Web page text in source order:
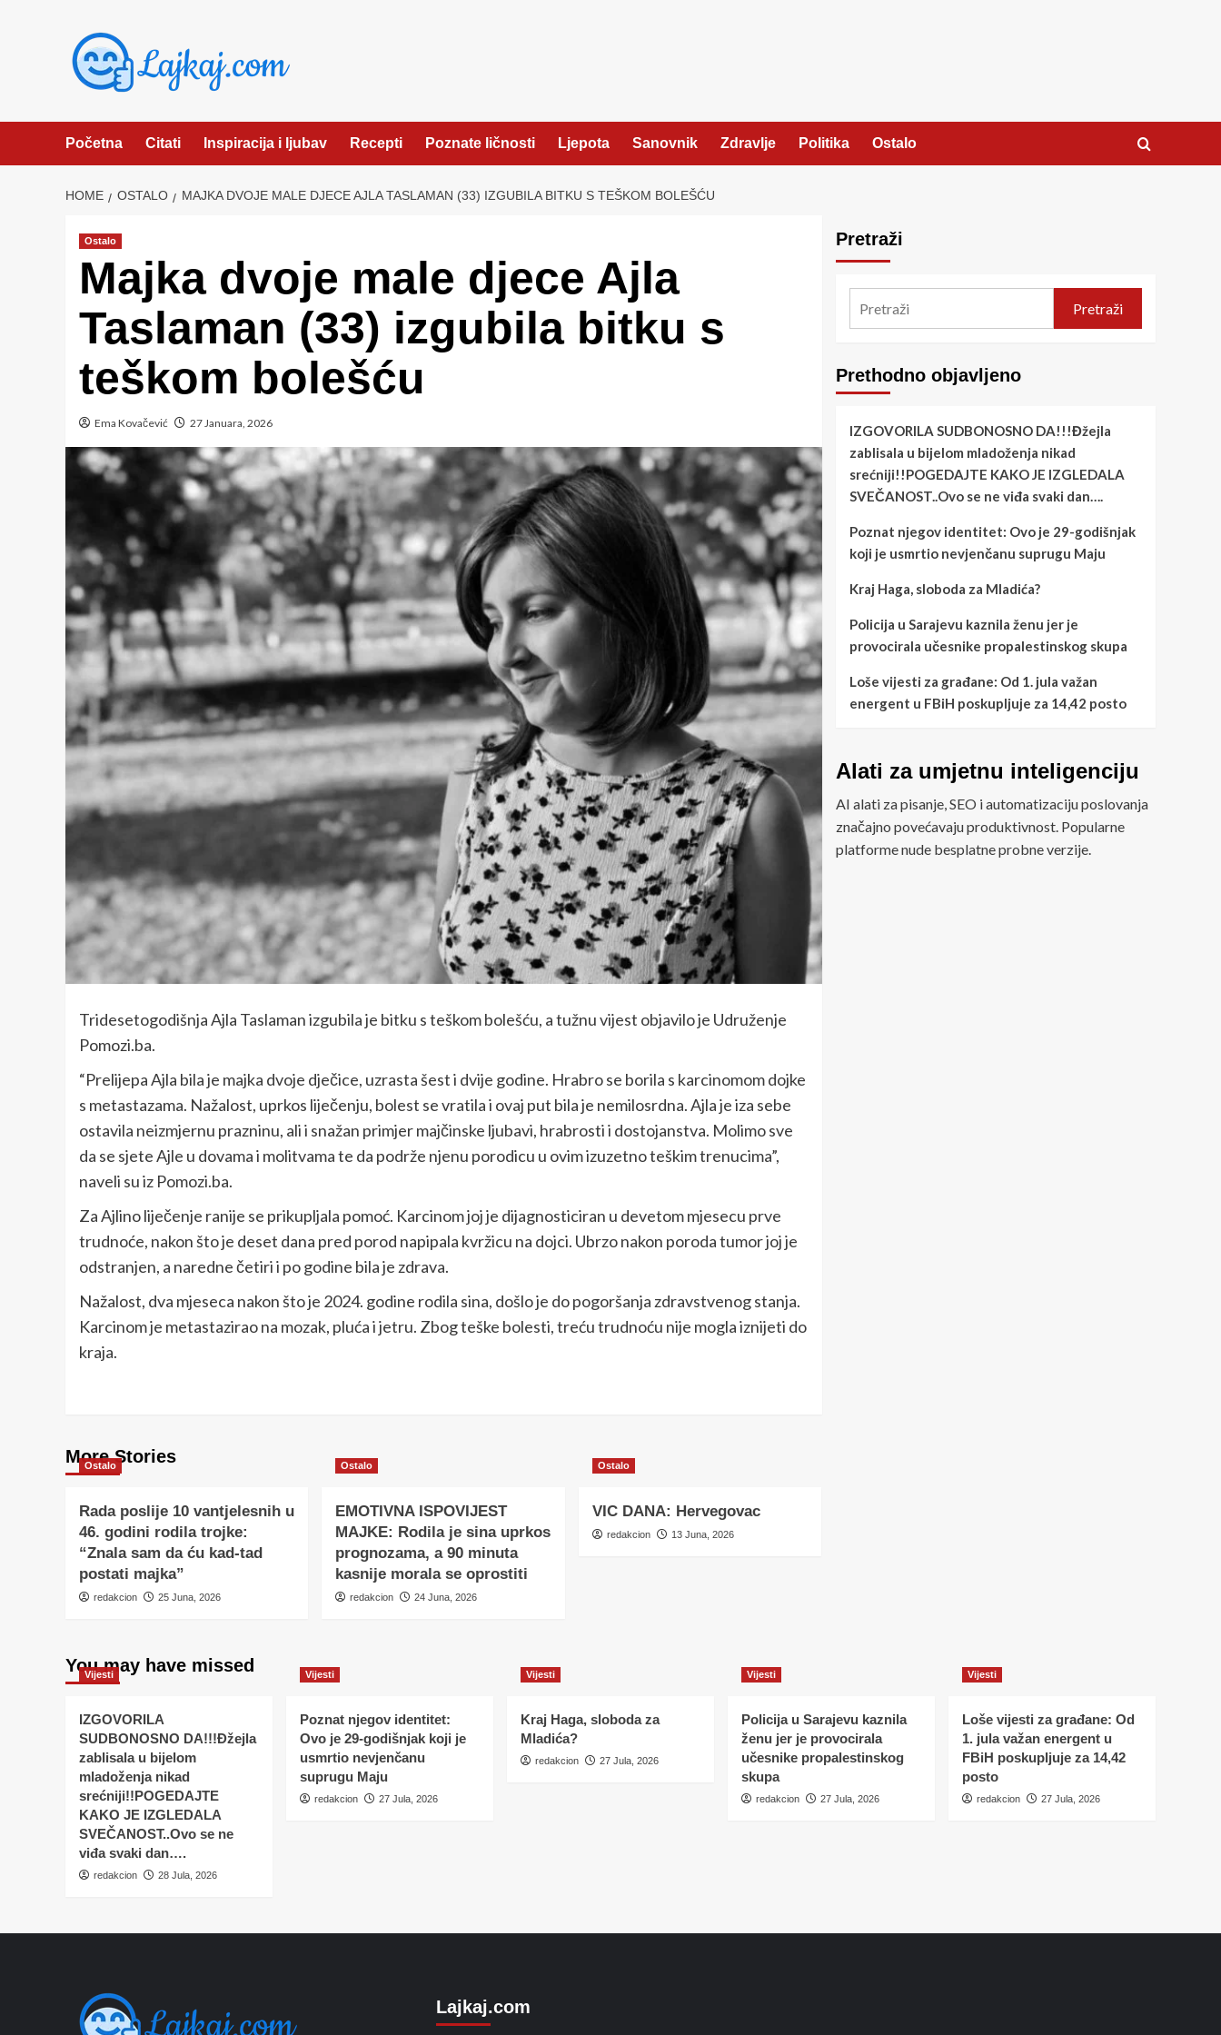
Početna Citati Inspiracija i ljubav Recepti Poznate ličnosti Ljepota Sanovnik Zdravlje Politika Ostalo
HOME OSTALO MAJKA DVOJE MALE DJECE AJLA TASLAMAN (33) IZGUBILA BITKU S TEŠKOM BOLEŠĆU
Ostalo
Majka dvoje male djece Ajla
Taslaman (33) izgubila bitku s
teškom bolešću
Ema Kovačević 27 Januara, 2026
Tridesetogodišnja Ajla Taslaman izgubila je bitku s teškom bolešću, a tužnu vijest objavilo je Udruženje
Pomozi.ba.
“Prelijepa Ajla bila je majka dvoje dječice, uzrasta šest i dvije godine. Hrabro se borila s karcinomom dojke
s metastazama. Nažalost, uprkos liječenju, bolest se vratila i ovaj put bila je nemilosrdna. Ajla je iza sebe
ostavila neizmjernu prazninu, ali i snažan primjer majčinske ljubavi, hrabrosti i dostojanstva. Molimo sve
da se sjete Ajle u dovama i molitvama te da podrže njenu porodicu u ovim izuzetno teškim trenucima”,
naveli su iz Pomozi.ba.
Za Ajlino liječenje ranije se prikupljala pomoć. Karcinom joj je dijagnosticiran u devetom mjesecu prve
trudnoće, nakon što je deset dana pred porod napipala kvržicu na dojci. Ubrzo nakon poroda tumor joj je
odstranjen, a naredne četiri i po godine bila je zdrava.
Nažalost, dva mjeseca nakon što je 2024. godine rodila sina, došlo je do pogoršanja zdravstvenog stanja.
Karcinom je metastazirao na mozak, pluća i jetru. Zbog teške bolesti, treću trudnoću nije mogla iznijeti do
kraja.
More Stories
Ostalo
Rada poslije 10 vantjelesnih u
46. godini rodila trojke:
“Znala sam da ću kad-tad
postati majka”
redakcion 25 Juna, 2026
Ostalo
EMOTIVNA ISPOVIJEST
MAJKE: Rodila je sina uprkos
prognozama, a 90 minuta
kasnije morala se oprostiti
redakcion 24 Juna, 2026
Ostalo
VIC DANA: Hervegovac
redakcion 13 Juna, 2026
Pretraži
Pretraži
Prethodno objavljeno
IZGOVORILA SUDBONOSNO DA!!!Đžejla
zablisala u bijelom mladoženja nikad
srećniji!!POGEDAJTE KAKO JE IZGLEDALA
SVEČANOST..Ovo se ne viđa svaki dan….
Poznat njegov identitet: Ovo je 29-godišnjak
koji je usmrtio nevjenčanu suprugu Maju
Kraj Haga, sloboda za Mladića?
Policija u Sarajevu kaznila ženu jer je
provocirala učesnike propalestinskog skupa
Loše vijesti za građane: Od 1. jula važan
energent u FBiH poskupljuje za 14,42 posto
Alati za umjetnu inteligenciju
AI alati za pisanje, SEO i automatizaciju poslovanja
značajno povećavaju produktivnost. Popularne
platforme nude besplatne probne verzije.
You may have missed
Vijesti
IZGOVORILA
SUDBONOSNO DA!!!Đžejla
zablisala u bijelom
mladoženja nikad
srećniji!!POGEDAJTE
KAKO JE IZGLEDALA
SVEČANOST..Ovo se ne
viđa svaki dan….
redakcion 28 Jula, 2026
Vijesti
Poznat njegov identitet:
Ovo je 29-godišnjak koji je
usmrtio nevjenčanu
suprugu Maju
redakcion 27 Jula, 2026
Vijesti
Kraj Haga, sloboda za
Mladića?
redakcion 27 Jula, 2026
Vijesti
Policija u Sarajevu kaznila
ženu jer je provocirala
učesnike propalestinskog
skupa
redakcion 27 Jula, 2026
Vijesti
Loše vijesti za građane: Od
1. jula važan energent u
FBiH poskupljuje za 14,42
posto
redakcion 27 Jula, 2026
Lajkaj.com